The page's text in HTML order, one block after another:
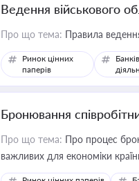
Ведення військового
Про що тема: Правила
Ринок цінних
паперів
Бронювання
Про що тема: Про процес
важливих для економіки